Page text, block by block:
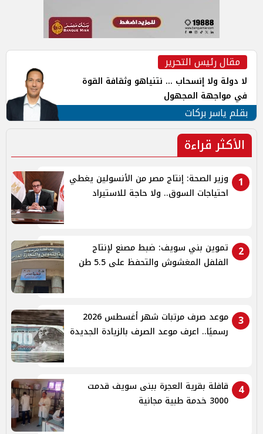
مقال رئيس التحرير
لا دولة ولا إنسحاب ... نتنياهو وثقافة القوة
في مواجهة المجهول
بقلم ياسر بركات
الأكثر قراءة
1
وزير الصحة: إنتاج مصر من الأنسولين يغطي
احتياجات السوق.. ولا حاجة للاستيراد
2
تموين بني سويف: ضبط مصنع لإنتاج
الفلفل المغشوش والتحفظ على 5.5 طن
3
موعد صرف مرتبات شهر أغسطس 2026
رسميًا.. اعرف موعد الصرف بالزيادة الجديدة
4
قافلة بقرية العجرة ببنى سويف قدمت
3000 خدمة طبية مجانية